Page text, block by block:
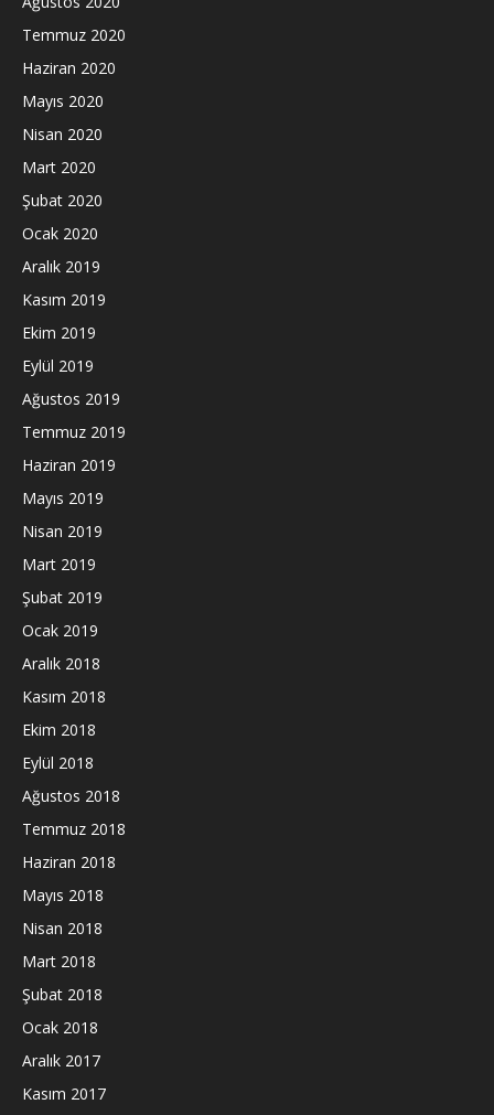
Temmuz 2020
Haziran 2020
Mayıs 2020
Nisan 2020
Mart 2020
Şubat 2020
Ocak 2020
Aralık 2019
Kasım 2019
Ekim 2019
Eylül 2019
Ağustos 2019
Temmuz 2019
Haziran 2019
Mayıs 2019
Nisan 2019
Mart 2019
Şubat 2019
Ocak 2019
Aralık 2018
Kasım 2018
Ekim 2018
Eylül 2018
Ağustos 2018
Temmuz 2018
Haziran 2018
Mayıs 2018
Nisan 2018
Mart 2018
Şubat 2018
Ocak 2018
Aralık 2017
Kasım 2017